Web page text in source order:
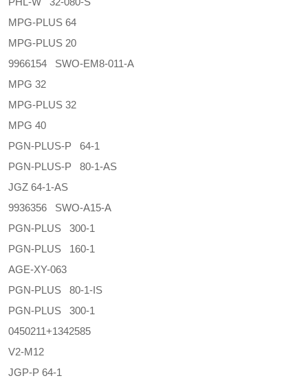
MPG-PLUS 64
MPG-PLUS 20
9966154 SWO-EM8-011-A
MPG 32
MPG-PLUS 32
MPG 40
PGN-PLUS-P 64-1
PGN-PLUS-P 80-1-AS
JGZ 64-1-AS
9936356 SWO-A15-A
PGN-PLUS 300-1
PGN-PLUS 160-1
AGE-XY-063
PGN-PLUS 80-1-IS
PGN-PLUS 300-1
0450211+1342585
V2-M12
JGP-P 64-1